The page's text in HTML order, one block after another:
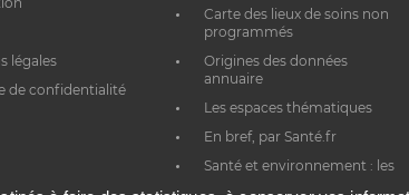
légales
de confidentialité
Carte des lieux de soins non
programmés
Origines des données
annuaire
Les espaces thématiques
En bref, par Santé.fr
Santé et environnement : les